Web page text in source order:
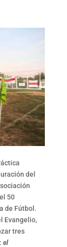
del
50
de Fútbol.
Evangelio,
tres
el